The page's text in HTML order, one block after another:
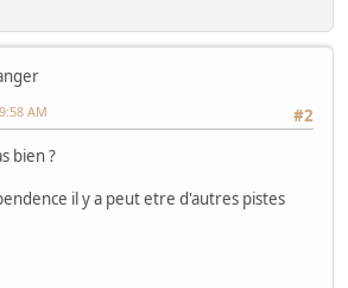
#2
AM
bien ?
il y a peut etre d'autres pistes